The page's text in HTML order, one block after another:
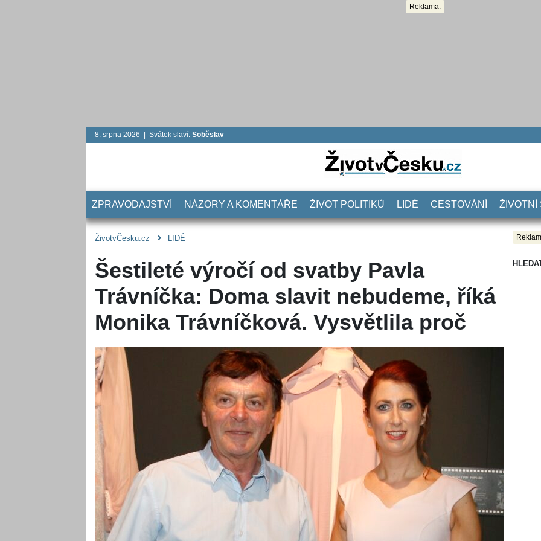
Reklama:
8. srpna 2026 | Svátek slaví: Soběslav
ZPRAVODAJSTVÍ NÁZORY A KOMENTÁŘE ŽIVOT POLITIKŮ LIDÉ CESTOVÁNÍ ŽIVOTNÍ
ŽivotvČesku.cz LIDÉ
Šestileté výročí od svatby Pavla
Trávníčka: Doma slavit nebudeme, říká
Monika Trávníčková. Vysvětlila proč